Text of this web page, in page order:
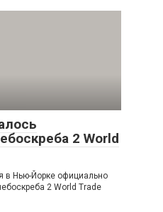
2 World
в Нью-Йорке официально
2 World Trade